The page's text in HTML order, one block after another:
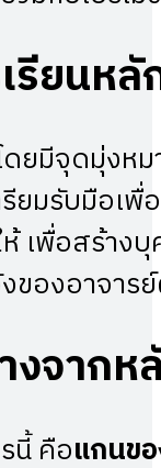
รียนห
มีจุดมุ่งหม
มรับมือเพื่
เพื่อสร้าง
ของอาจาร
จากห
นี้ คือแกนข